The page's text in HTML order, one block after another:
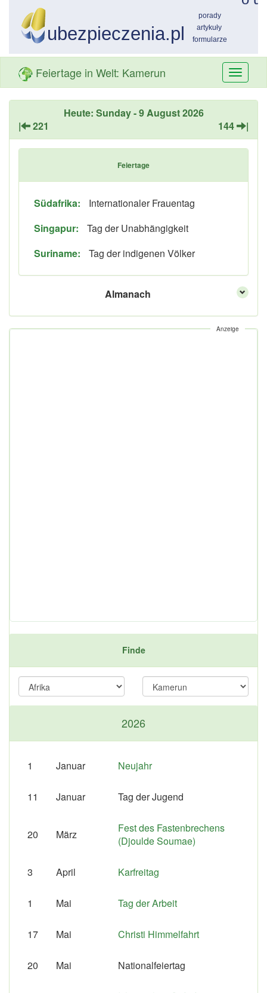
Feiertage in Welt: Kamerun
Heute: Sunday - 9 August 2026
|
221 144 |
Feiertage
Südafrika:
Internationaler Frauentag
Singapur:
Tag der Unabhängigkeit
Suriname:
Tag der indigenen Völker
Almanach
Anzeige
Finde
2026
1 Januar Neujahr
11 Januar Tag der Jugend
20 März
Fest des Fastenbrechens
(Djoulde Soumae)
3 April Karfreitag
1 Mai Tag der Arbeit
17 Mai Christi Himmelfahrt
20 Mai Nationalfeiertag